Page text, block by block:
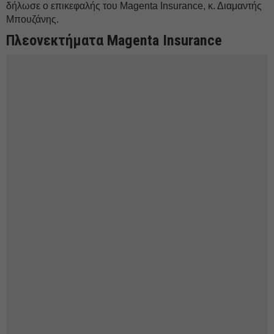
δήλωσε ο επικεφαλής του Magenta Insurance, κ. Διαμαντής
Μπουζάνης.
Πλεονεκτήματα Magenta Insurance